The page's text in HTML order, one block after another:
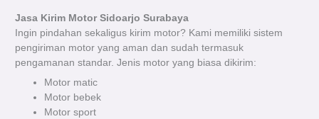
Jasa Kirim Motor Sidoarjo Surabaya
Ingin pindahan sekaligus kirim motor? Kami memiliki sistem
pengiriman motor yang aman dan sudah termasuk
pengamanan standar. Jenis motor yang biasa dikirim:
Motor matic
Motor bebek
Motor sport